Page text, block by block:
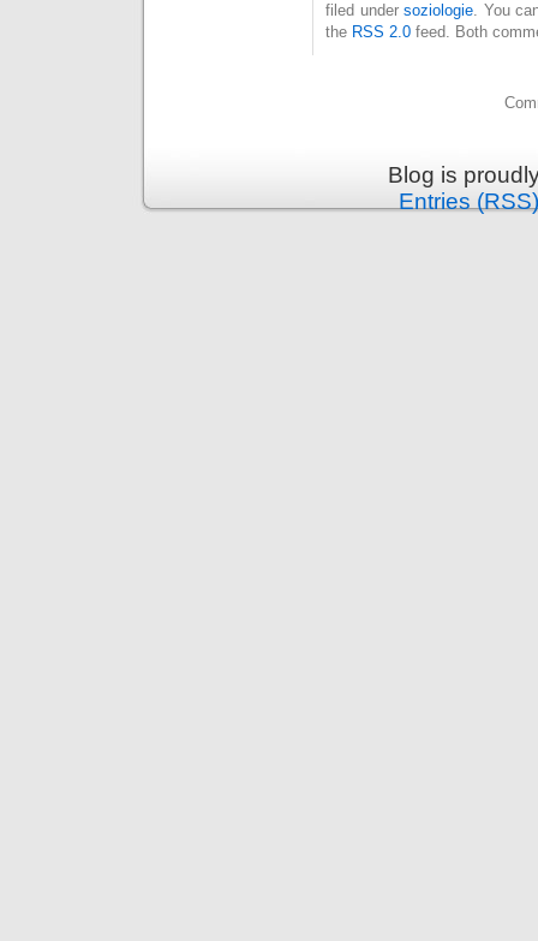
filed undersoziologie. You
the RSS 2.0 feed. Both
Blog is
Entries (RSS)